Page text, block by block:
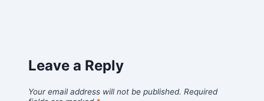
Leave a Reply
Your email address will not be published. Required